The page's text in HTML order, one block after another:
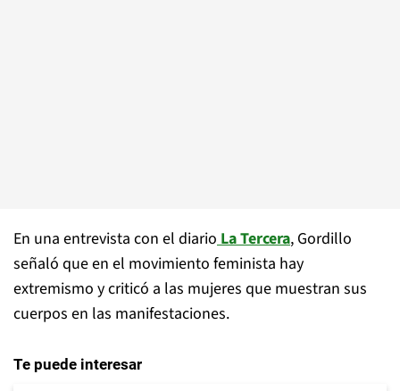
En una entrevista con el diarioLa Tercera, Gordillo
señaló que en el movimiento feminista hay
extremismo y criticó a las mujeres que muestran sus
cuerpos en las manifestaciones.
Te puede interesar